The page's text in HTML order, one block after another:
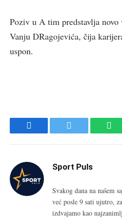
Poziv u A tim predstavlja novo
Vanju DRagojevića, čija
uspon.
Facebook Twitter
Sport Puls
Svakog dana na našem
već posle 9 sati ujutro,
izdvajamo kao